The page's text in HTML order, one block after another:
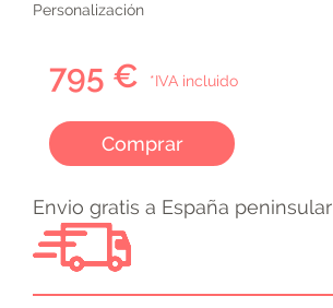
Personalización
795 € *IVA incluido
Comprar
Envio gratis a España peninsular